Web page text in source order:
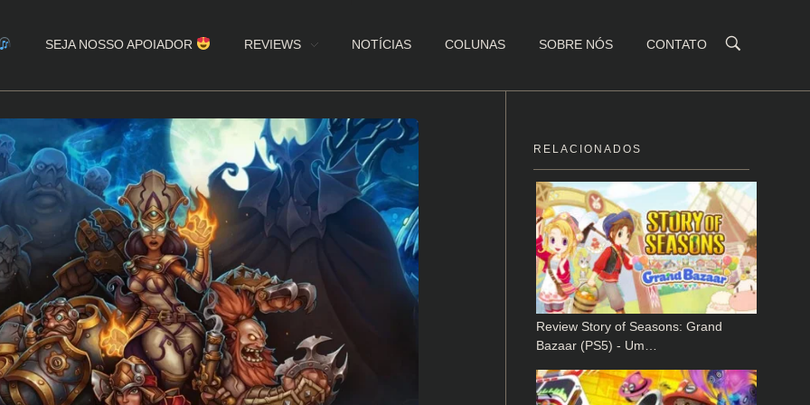
SEJA NOSSO APOIADOR REVIEWS NOTÍCIAS COLUNAS SOBRE NÓS CONTATO
RELACIONADOS
Review Story of Seasons: Grand
Bazaar (PS5) - Um…